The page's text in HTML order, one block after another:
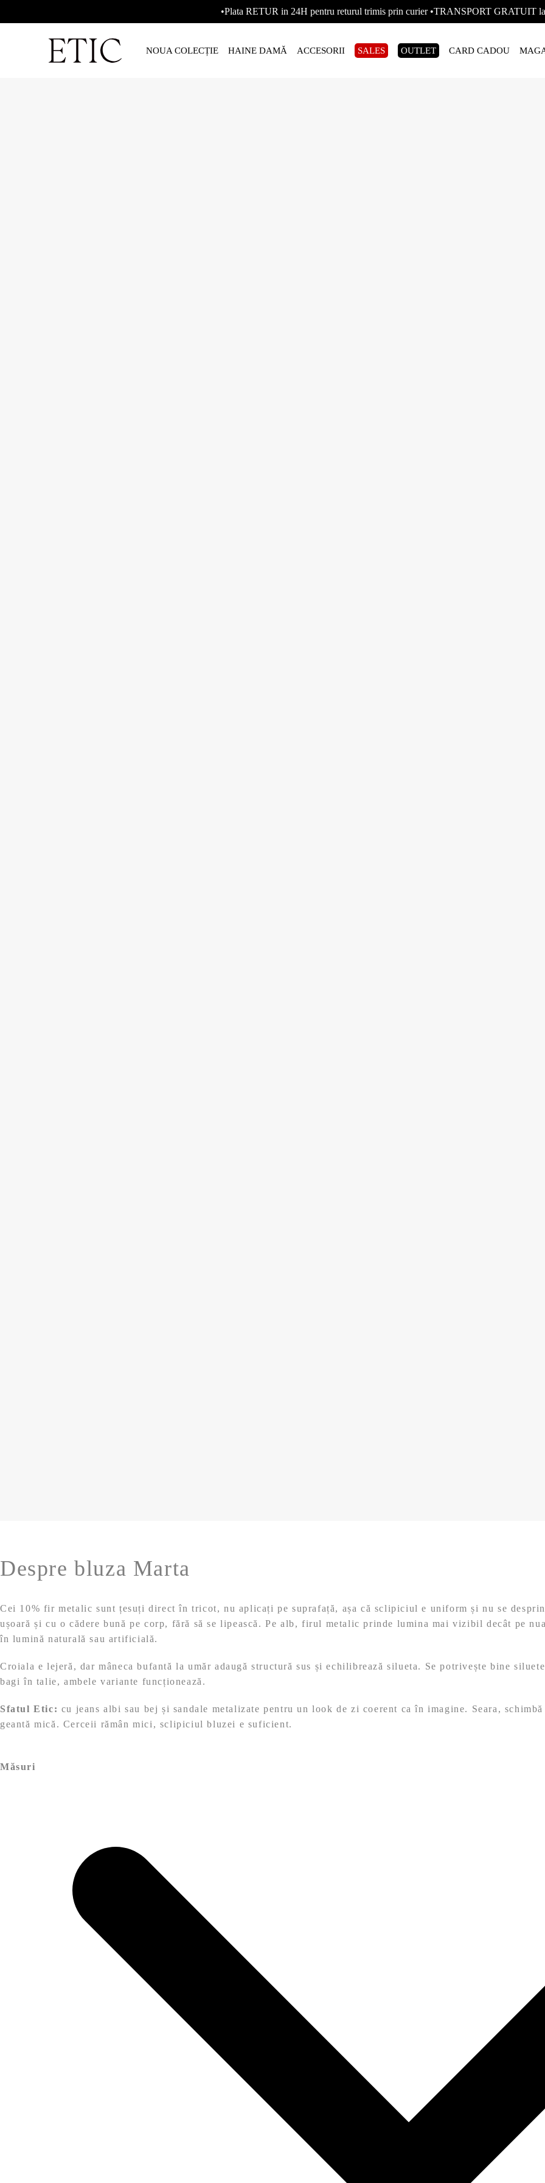
•Plata RETUR in 24H pentru returul trimis prin curier •TRANSPORT GRATUIT
NOUA COLECȚIE HAINE DAMĂ ACCESORII SALES OUTLET CARD CADOU
Despre bluza Marta
Cei 10% fir metalic sunt țesuți direct în tricot, nu aplicați pe suprafață, așa că sclipiciul e uniform și nu se
ușoară și cu o cădere bună pe corp, fără să se lipească. Pe alb, firul metalic prinde lumina mai vizibil decât pe
în lumină naturală sau artificială.
Croiala e lejeră, dar mâneca bufantă la umăr adaugă structură sus și echilibrează silueta. Se potrivește bine
bagi în talie, ambele variante funcționează.
Sfatul Etic: cu jeans albi sau bej și sandale metalizate pentru un look de zi coerent ca în imagine. Seara,
geantă mică. Cerceii rămân mici, sclipiciul bluzei e suficient.
Măsuri